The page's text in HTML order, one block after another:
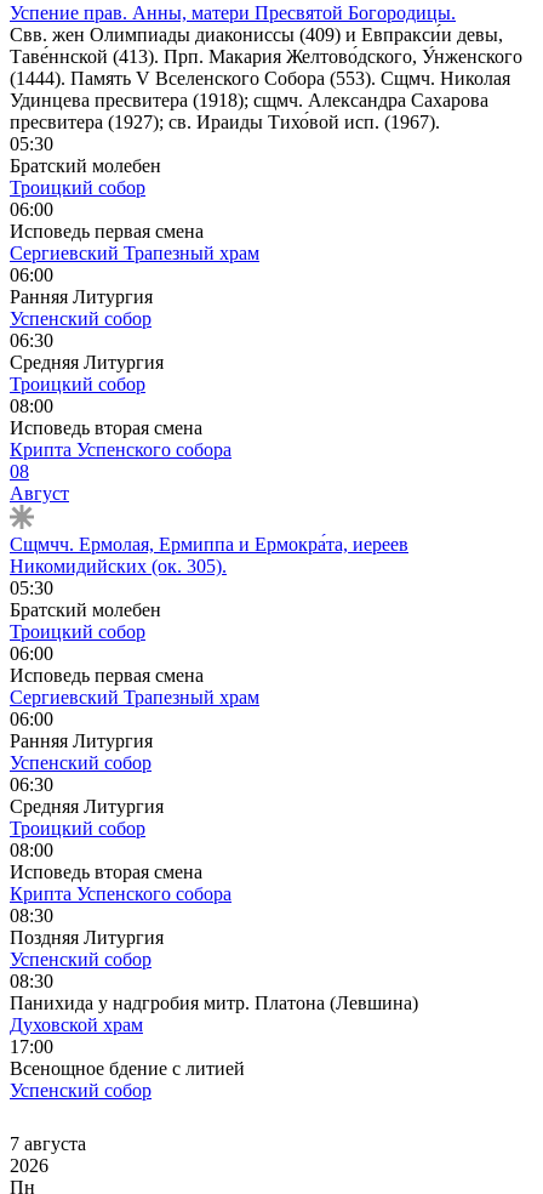
Успение прав. Анны, матери Пресвятой Богородицы.
Свв. жен Олимпиады диакониссы (409) и Евпракси́и девы,
Таве́ннской (413). Прп. Макария Желтово́дского, У́нженского
(1444). Память V Вселенского Собора (553). Сщмч. Николая
Удинцева пресвитера (1918); сщмч. Александра Сахарова
пресвитера (1927); св. Ираиды Тихо́вой исп. (1967).
05:30
Братский молебен
Троицкий собор
06:00
Исповедь первая смена
Сергиевский Трапезный храм
06:00
Ранняя Литургия
Успенский собор
06:30
Средняя Литургия
Троицкий собор
08:00
Исповедь вторая смена
Крипта Успенского собора
08
Август
Сщмчч. Ермолая, Ермиппа и Ермокра́та, иереев
Никомидийских (ок. 305).
05:30
Братский молебен
Троицкий собор
06:00
Исповедь первая смена
Сергиевский Трапезный храм
06:00
Ранняя Литургия
Успенский собор
06:30
Средняя Литургия
Троицкий собор
08:00
Исповедь вторая смена
Крипта Успенского собора
08:30
Поздняя Литургия
Успенский собор
08:30
Панихида у надгробия митр. Платона (Левшина)
Духовской храм
17:00
Всенощное бдение с литией
Успенский собор
7 августа
2026
Пн